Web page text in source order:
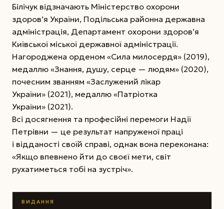
Білічук відзначають Міністерство охорони
здоров’я України, Подільська районна державна
адміністрація, Департамент охорони здоров’я
Київської міської державної адміністрації.
Нагороджена орденом «Сила милосердя» (2019),
медаллю «Знання, душу, серце — людям» (2020),
почесним званням «Заслужений лікар
України» (2021), медаллю «Патріотка
України» (2021).
Всі досягнення та професійні перемоги Надії
Петрівни — це результат напруженої праці
і відданості своїй справі, однак вона переконана:
«Якщо впевнено йти до своєї мети, світ
рухатиметься тобі на зустріч».
ВИДАННЯ